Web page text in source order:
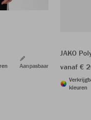
Aanpasbaar
JAKO
vanaf €
kleuren